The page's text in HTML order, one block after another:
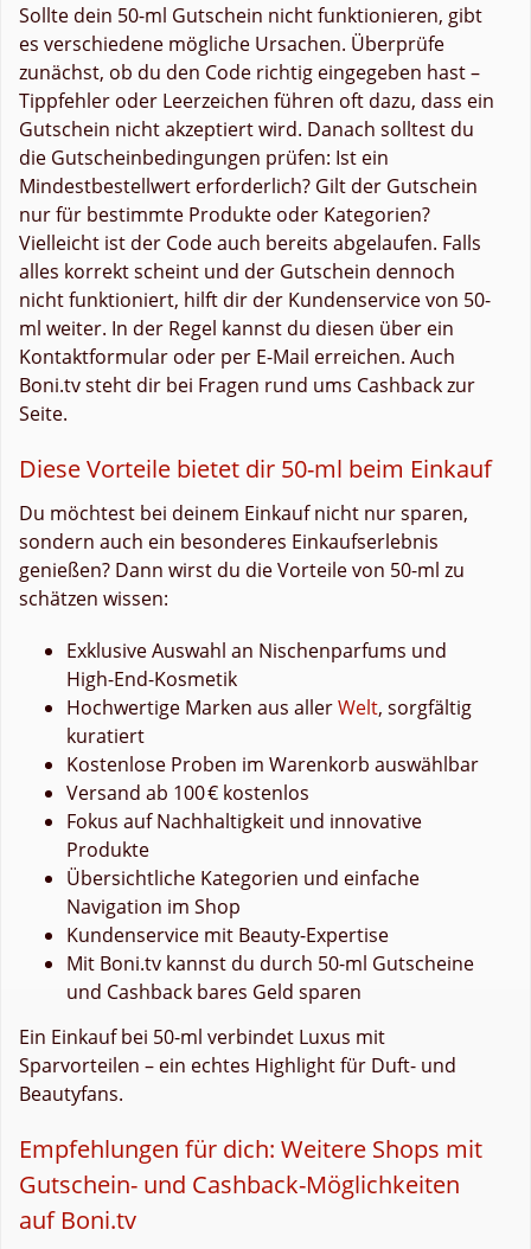
Sollte dein 50-ml Gutschein nicht funktionieren, gibt
es verschiedene mögliche Ursachen. Überprüfe
zunächst, ob du den Code richtig eingegeben hast –
Tippfehler oder Leerzeichen führen oft dazu, dass ein
Gutschein nicht akzeptiert wird. Danach solltest du
die Gutscheinbedingungen prüfen: Ist ein
Mindestbestellwert erforderlich? Gilt der Gutschein
nur für bestimmte Produkte oder Kategorien?
Vielleicht ist der Code auch bereits abgelaufen. Falls
alles korrekt scheint und der Gutschein dennoch
nicht funktioniert, hilft dir der Kundenservice von 50-
ml weiter. In der Regel kannst du diesen über ein
Kontaktformular oder per E-Mail erreichen. Auch
Boni.tv steht dir bei Fragen rund ums Cashback zur
Seite.
Diese Vorteile bietet dir 50-ml beim Einkauf
Du möchtest bei deinem Einkauf nicht nur sparen,
sondern auch ein besonderes Einkaufserlebnis
genießen? Dann wirst du die Vorteile von 50-ml zu
schätzen wissen:
Exklusive Auswahl an Nischenparfums und
High-End-Kosmetik
Hochwertige Marken aus allerWelt, sorgfältig
kuratiert
Kostenlose Proben im Warenkorb auswählbar
Versand ab 100 € kostenlos
Fokus auf Nachhaltigkeit und innovative
Produkte
Übersichtliche Kategorien und einfache
Navigation im Shop
Kundenservice mit Beauty-Expertise
Mit Boni.tv kannst du durch 50-ml Gutscheine
und Cashback bares Geld sparen
Ein Einkauf bei 50-ml verbindet Luxus mit
Sparvorteilen – ein echtes Highlight für Duft- und
Beautyfans.
Empfehlungen für dich: Weitere Shops mit
Gutschein- und Cashback-Möglichkeiten
auf Boni.tv